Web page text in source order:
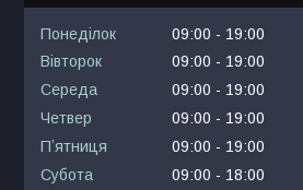
Понеділок 09:00
19:00
Вівторок
09:00
19:00
Середа
09:00
19:00
Четвер
09:00
19:00
Пʼятниця
09:00
19:00
Субота
09:00
18:00